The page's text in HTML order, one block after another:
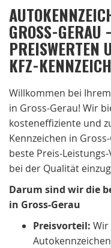
GROSS-GERAU
PREISWERTEN
KFZ-
Willkommen bei
in Gross-Gerau! Wir
kosteneffiziente und
Kennzeichen in
beste Preis-
bei der Qualität
Darum sind wir die
in Gross-Gerau
Preisvorteil: Wir